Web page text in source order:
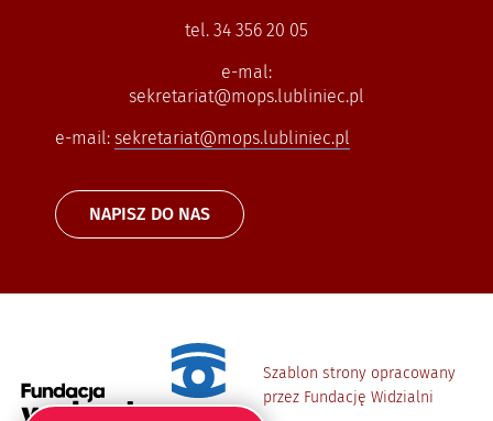
tel. 34 356 20 05
e-mal:
sekretariat@mops.lubliniec.pl
e-mail: sekretariat@mops.lubliniec.pl
NAPISZ DO NAS
Szablon strony opracowany
przez Fundację Widzialni